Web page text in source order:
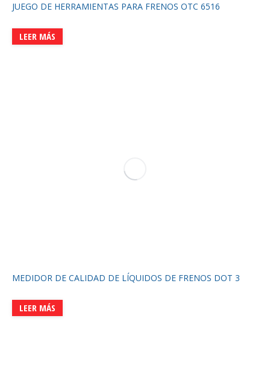
JUEGO DE HERRAMIENTAS PARA FRENOS OTC 6516
LEER MÁS
MEDIDOR DE CALIDAD DE LÍQUIDOS DE FRENOS DOT 3
LEER MÁS